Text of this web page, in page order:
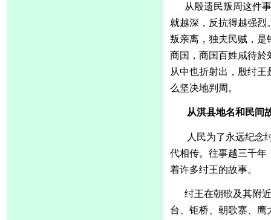
从殷遗民叛周这件
就越深，反抗得越强
叛亲离，独夫民贼，是
商国，商国百姓咸待於
从中也折射出，殷纣
么坚决地判周。
从淇县地名和民间
人民为了永远纪念
代相传。往事越三千年
着许多纣王的故事。
纣王在朝歌及其附
台、钜桥、朝歌寨、